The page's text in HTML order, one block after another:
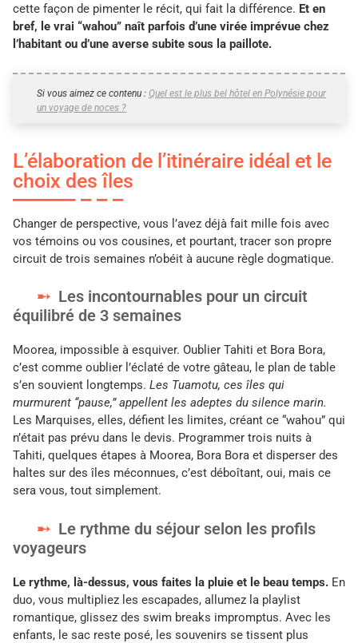
cette façon de pimenter le récit, qui fait la différence. Et en
bref, le vrai “wahou” naît parfois d’une virée imprévue chez
l’habitant ou d’une averse subite sous la paillote.
Si vous aimez ce contenu : Quel est le plus bel hôtel en Polynésie pour
un voyage de noces ?
L’élaboration de l’itinéraire idéal et le
choix des îles
Changer de perspective, vous l’avez déjà fait mille fois avec
vos témoins ou vos cousines, et pourtant, tracer son propre
circuit de trois semaines n’obéit à aucune règle dogmatique.
Les incontournables pour un circuit
équilibré de 3 semaines
Moorea, impossible à esquiver. Oublier Tahiti et Bora Bora,
c’est comme oublier l’éclaté de votre gâteau, le plan de table
s’en souvient longtemps. Les Tuamotu, ces îles qui
murmurent “pause,” appellent les adeptes du silence marin.
Les Marquises, elles, défient les limites, créant ce “wahou” qui
n’était pas prévu dans le devis. Programmer trois nuits à
Tahiti, quelques étapes à Moorea, Bora Bora et disperser des
haltes sur des îles méconnues, c’est déboîtant, oui, mais ce
sera vous, tout simplement.
Le rythme du séjour selon les profils
voyageurs
Le rythme, là-dessus, vous faites la pluie et le beau temps. En
duo, vous multipliez les escapades, allumez la playlist
romantique, glissez des swim breaks impromptus. Avec les
enfants, le sac reste posé, les souvenirs se tissent plus